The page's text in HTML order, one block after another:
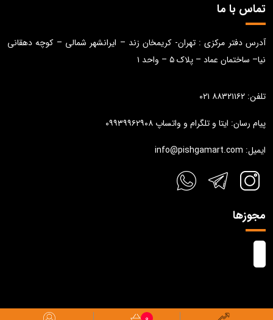
تماس با ما
آدرس دفتر مرکزی : تهران- کریمخان زند – ایرانشهر شمالی – کوچه دهقانی
نیا– ساختمان عماد – پلاک ۵ – واحد ۱
تلفن: ۸۸۳۲۱۱۶۲ ۰۲۱
پیام رسان: ایتا و تلگرام و واتساپ ۰۹۹۳۹۹۶۲۹۰۸
ایمیل: info@pishgamart.com
مجوزها